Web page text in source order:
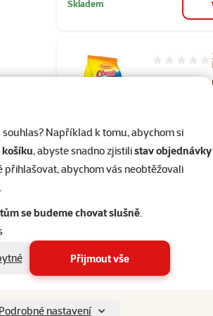
Například k tomu, abychom si
košíku, abyste snadno zjistilistav objednávky
přihlašovat, abychom vás neobtěžovali
.
se budeme chovat slušně.
Přijmout vše
Podrobné nastavení
Skladem
Krmivo
Hodnocení
Cena
49 Kč